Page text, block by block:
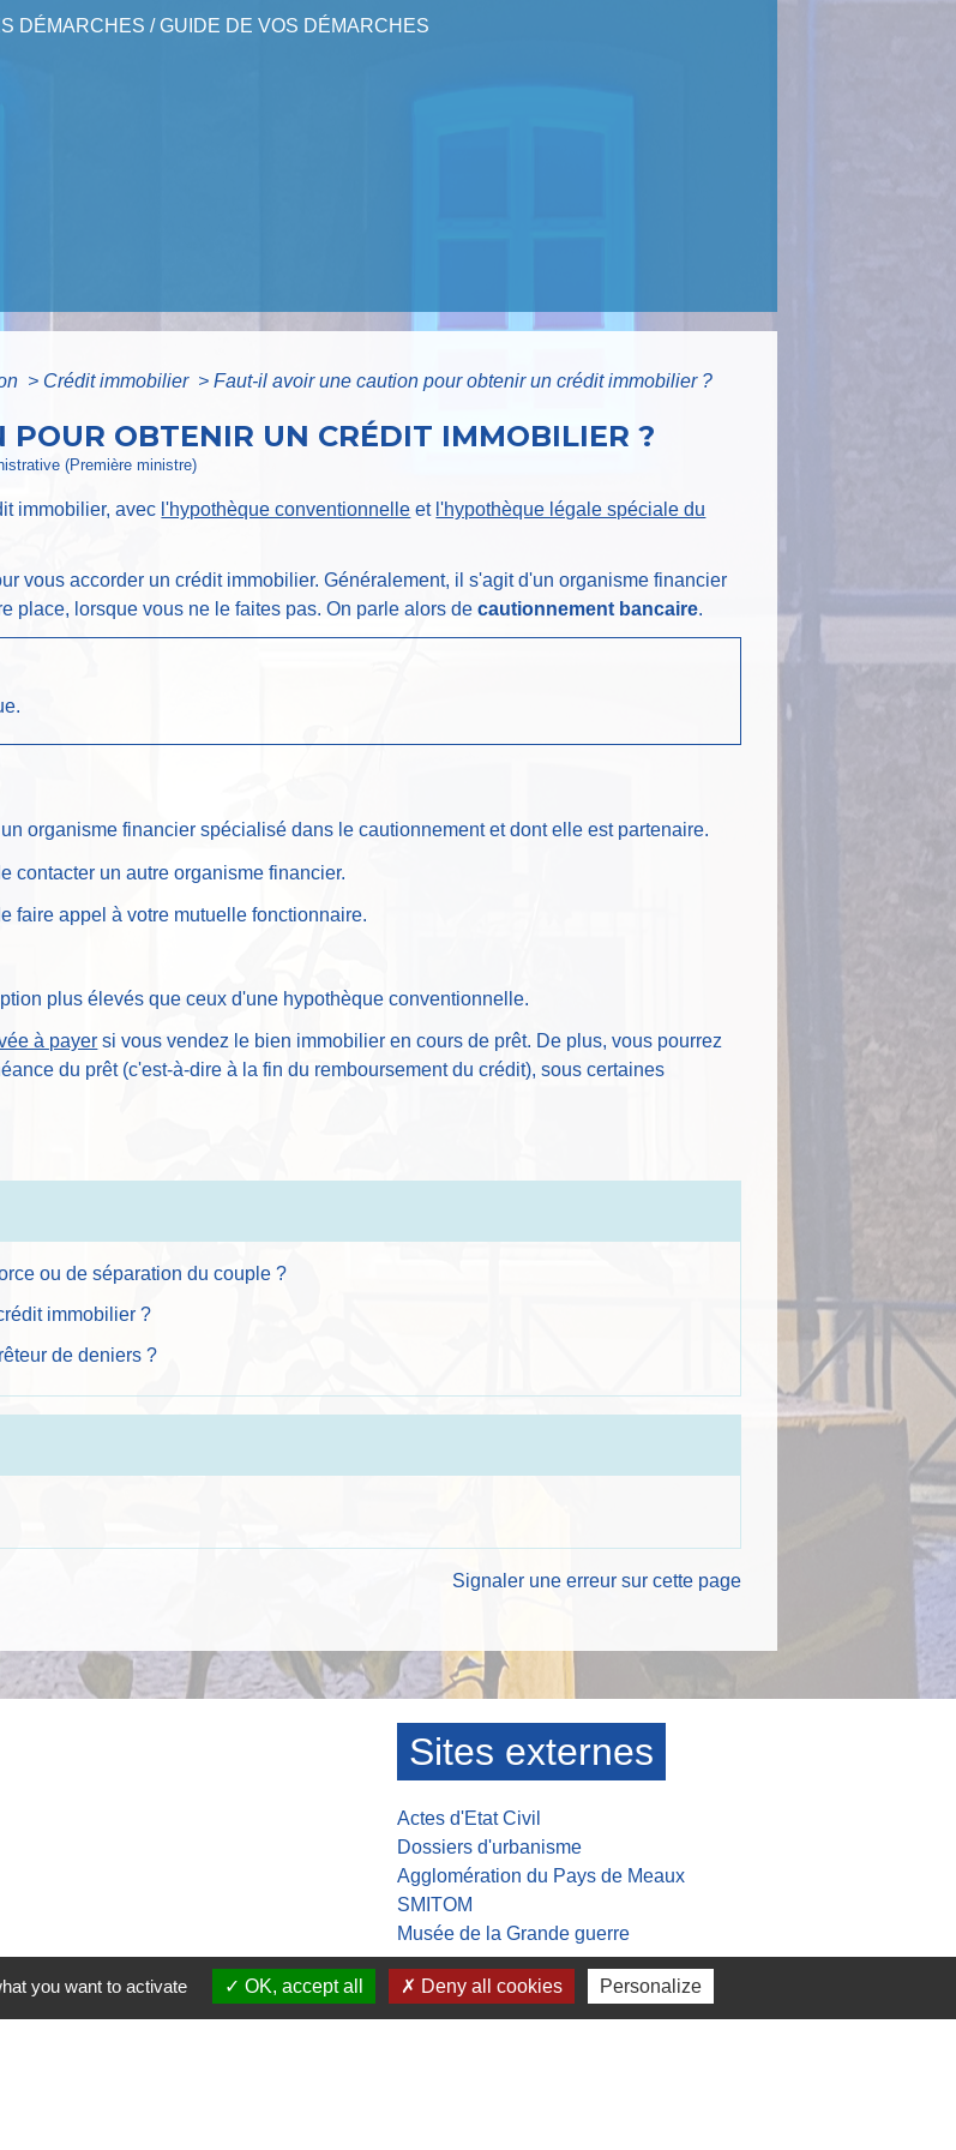
DÉMARCHES /GUIDE DE VOS DÉMARCHES
> Crédit immobilier > Faut-il avoir une caution pour obtenir un crédit immobilier ?
POUR OBTENIR UN CRÉDIT IMMOBILIER ?
(Première ministre)
immobilier, avec l'hypothèque conventionnelle et l'hypothèque légale spéciale du
vous accorder un crédit immobilier. Généralement, il s'agit d'un organisme financier
place, lorsque vous ne le faites pas. On parle alors decautionnement bancaire.
organisme financier spécialisé dans le cautionnement et dont elle est partenaire.
contacter un autre organisme financier.
faire appel à votre mutuelle fonctionnaire.
plus élevés que ceux d'une hypothèque conventionnelle.
à payer si vous vendez le bien immobilier en cours de prêt. De plus, vous pourrez
du prêt (c'est-à-dire à la fin du remboursement du crédit), sous certaines
ou de séparation du couple ?
immobilier ?
de deniers ?
Signaler une erreur sur cette page
Sites externes
Actes d'Etat Civil
Dossiers d'urbanisme
Agglomération du Pays de Meaux
SMITOM
Musée de la Grande guerre
you want to activate OK, accept all Deny all cookies Personalize